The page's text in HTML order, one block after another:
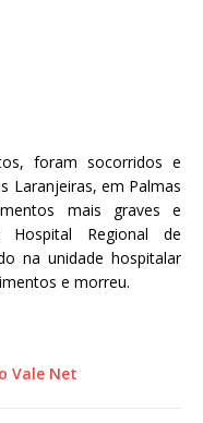
foram socorridos e
Laranjeiras, em Palmas
mais graves e
Regional de
na unidade hospitalar
e morreu.
Vale Net­